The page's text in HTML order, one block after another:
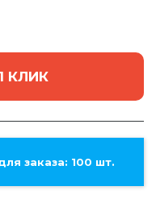
КЛИК
заказа: 100 шт.